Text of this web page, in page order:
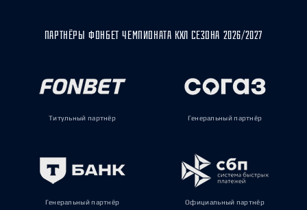
ПАРТНЁРЫ ФОНБЕТ ЧЕМПИОНАТА КХЛ СЕЗОНА 2026/2027
Титульный партнёр Генеральный партнёр
Генеральный партнёр Официальный партнёр